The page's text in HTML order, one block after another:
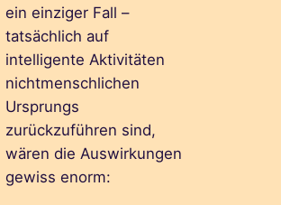
ein einziger Fall –
tatsächlich auf
intelligente Aktivitäten
nichtmenschlichen
Ursprungs
zurückzuführen sind,
wären die Auswirkungen
gewiss enorm: